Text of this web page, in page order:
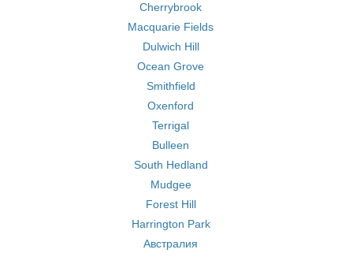
Cherrybrook
Macquarie Fields
Dulwich Hill
Ocean Grove
Smithfield
Oxenford
Terrigal
Bulleen
South Hedland
Mudgee
Forest Hill
Harrington Park
Австралия